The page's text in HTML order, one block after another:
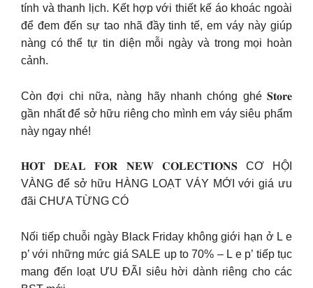
tính và thanh lịch. Kết hợp với thiết kế áo khoác ngoài
để đem đến sự tao nhã đầy tinh tế, em váy này giúp
nàng có thể tự tin diện mỗi ngày và trong mọi hoàn
cảnh.
Còn đợi chi nữa, nàng hãy nhanh chóng ghé 𝐒𝐭𝐨𝐫𝐞
gần nhất để sở hữu riêng cho mình em váy siêu phẩm
này ngay nhé!
𝐇𝐎𝐓 𝐃𝐄𝐀𝐋 𝐅𝐎𝐑 𝐍𝐄𝐖 𝐂𝐎𝐋𝐄𝐂𝐓𝐈𝐎𝐍𝐒 CƠ HỘI
VÀNG để sở hữu HÀNG LOẠT VÁY MỚI với giá ưu
đãi CHƯA TỪNG CÓ
Nối tiếp chuỗi ngày Black Friday không giới hạn ở L e
p’ với những mức giá SALE up to 70% – L e p’ tiếp tục
mang đến loạt ƯU ĐÃI siêu hời dành riêng cho các